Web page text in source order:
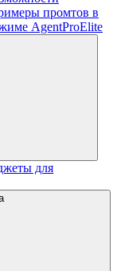
промтов в
AgentProElite
для